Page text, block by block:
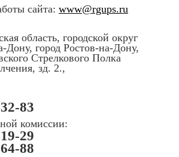
сайта: www@rgups.ru
область, городской округ
Дону, город Ростов-на-Дону,
Стрелкового Полка
зд. 2.,
83
комиссии:
29
88